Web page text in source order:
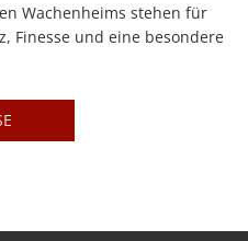
Wachenheims stehen für
Finesse und eine besondere